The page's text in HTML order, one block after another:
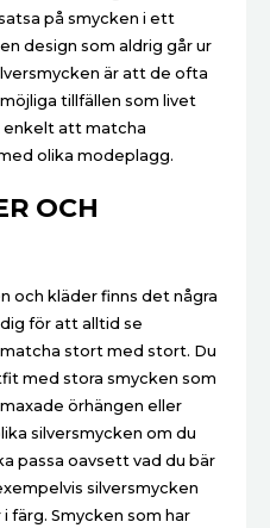
på smycken i ett
design som aldrig går ur
är att de ofta
tillfällen som livet
enkelt att matcha
olika modeplagg.
OCH
och kläder finns det några
för att alltid se
stort med stort. Du
med stora smycken som
örhängen eller
silversmycken om du
passa oavsett vad du bär
silversmycken
färg. Smycken som har